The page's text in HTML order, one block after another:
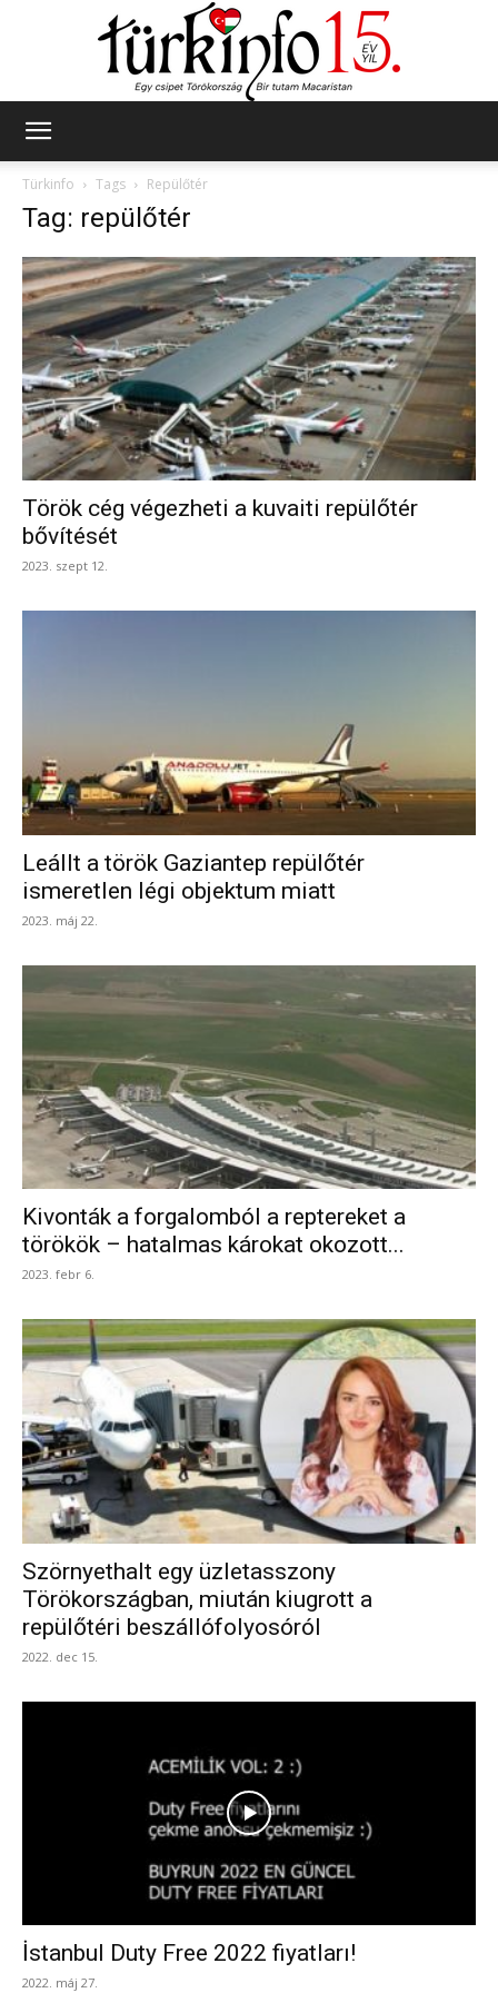
Türkinfo
Tags Repülőtér
Tag: repülőtér
Török cég végezheti a kuvaiti repülőtér
bővítését
2023. szept 12.
Leállt a török Gaziantep repülőtér
ismeretlen légi objektum miatt
2023. máj 22.
Kivonták a forgalomból a reptereket a
törökök – hatalmas károkat okozott...
2023. febr 6.
Szörnyethalt egy üzletasszony
Törökországban, miután kiugrott a
repülőtéri beszállófolyosóról
2022. dec 15.
İstanbul Duty Free 2022 fiyatları!
2022. máj 27.